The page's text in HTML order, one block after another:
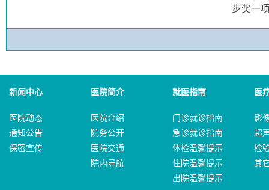
步奖一
新闻中心 医院简介 就医指南 医
医院动态
通知公告
保密宣传
医院介绍
院务公开
医院交通
院内导航
门诊就诊指南
急诊就诊指南
体检温馨提示
住院温馨提示
出院温馨提示
影
超
检
其